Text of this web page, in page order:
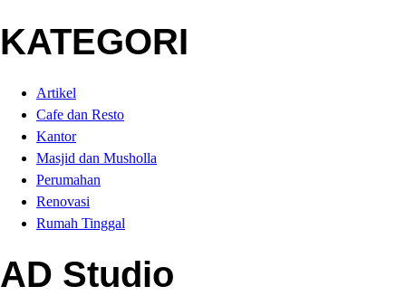
KATEGORI
Artikel
Cafe dan Resto
Kantor
Masjid dan Musholla
Perumahan
Renovasi
Rumah Tinggal
AD Studio